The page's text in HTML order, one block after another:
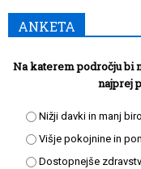
ANKETA
Na katerem področju bi
najprej
Nižji davki in manj
Višje pokojnine in
Dostopnejše